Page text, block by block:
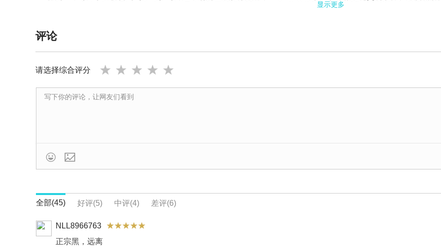
与全球金融市场。公司强调诚信、透明与可靠的合作关系，希望为交易者提供稳定、可信赖的交易支持。
全球监管与运营实体
供在线交易服务。该监管资格支持公司在外汇、商品、指数、股票和差价合约等多类市场中开展业务。
注：在不同地区也可能存在其他运营实体或监管安排。
外汇货币对：涵盖 60+ 主流及交叉货币对
股票差价合约：涵盖多国主要公司股票
加密货币 CFD：如 Bitcoin、Ethereum 等
全球主要指数：如 Nasdaq、S&P 500、FTSE 等
显示更多
评论
请选择综合评分

全部(45) 好评(5) 中评(4) 差评(6)
NLL8966763
正宗黑，远离